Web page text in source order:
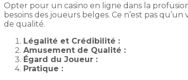
Opter pour un casino en ligne dans la
besoins des joueurs belges. Ce n’est pas
de qualité.
Légalité et Crédibilité :
Amusement de Qualité :
Égard du Joueur :
Pratique :